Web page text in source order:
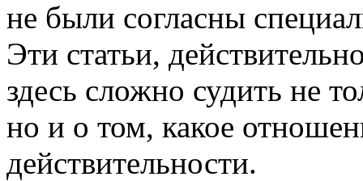
не были согласны
Эти статьи,
здесь сложно судить не
но и о том, какое
действительности.